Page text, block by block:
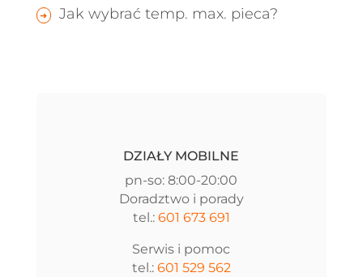
Jak wybrać temp. max. pieca?
DZIAŁY MOBILNE
pn-so: 8:00-20:00
Doradztwo i porady
tel.: 601 673 691
Serwis i pomoc
tel.: 601 529 562